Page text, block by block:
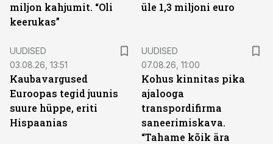
miljon kahjumit. “Oli
keerukas”
üle 1,3 miljoni euro
UUDISED
03.08.26, 13:51
Kaubavargused
Euroopas tegid juunis
suure hüppe, eriti
Hispaanias
UUDISED
07.08.26, 11:00
Kohus kinnitas pika
ajalooga
transpordifirma
saneerimiskava.
“Tahame kõik ära